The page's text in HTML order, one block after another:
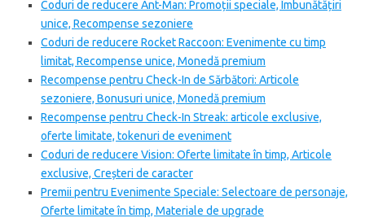
Coduri de reducere Ant-Man: Promoții speciale, Îmbunătățiri
unice, Recompense sezoniere
Coduri de reducere Rocket Raccoon: Evenimente cu timp
limitat, Recompense unice, Monedă premium
Recompense pentru Check-In de Sărbători: Articole
sezoniere, Bonusuri unice, Monedă premium
Recompense pentru Check-In Streak: articole exclusive,
oferte limitate, tokenuri de eveniment
Coduri de reducere Vision: Oferte limitate în timp, Articole
exclusive, Creșteri de caracter
Premii pentru Evenimente Speciale: Selectoare de personaje,
Oferte limitate în timp, Materiale de upgrade